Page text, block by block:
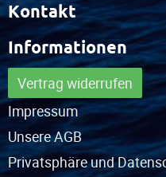
Kontakt
Informationen
Vertrag widerrufen
Impressum
Unsere AGB
Privatsphäre und